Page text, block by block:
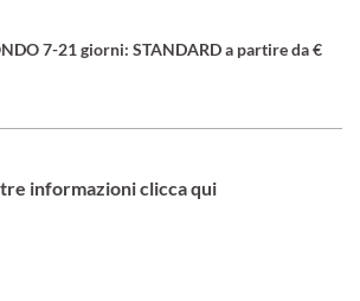
7-21 giorni: STANDARD a partire da €
informazioni clicca qui